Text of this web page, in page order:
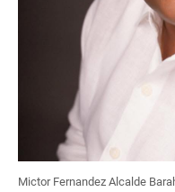
Mictor Fernandez Alcalde